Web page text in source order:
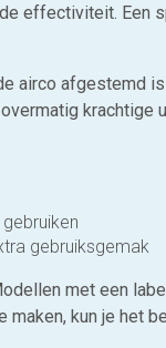
effectiviteit. Een
airco afgestemd
krachtige
gebruiksgemak
met een
kun je het